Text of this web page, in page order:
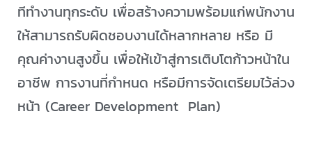
ทีทำงานทุกระดับ เพื่อสร้างความพร้อมแก่พนักงาน
ให้สามารถรับผิดชอบงานได้หลากหลาย หรือ มี
คุณค่างานสูงขึ้น เพื่อให้เข้าสู่การเติบโตก้าวหน้าใน
อาชีพ การงานที่กำหนด หรือมีการจัดเตรียมไว้ล่วง
หน้า (Career Development Plan)